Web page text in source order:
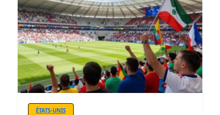
ÉTATS-UNIS